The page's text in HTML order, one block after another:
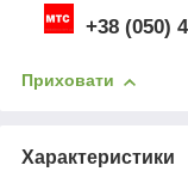
+38 (050)
Приховати
Характеристики